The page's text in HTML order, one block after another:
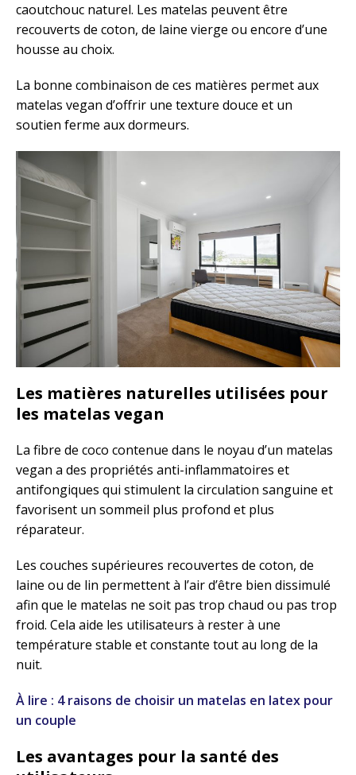
caoutchouc naturel. Les matelas peuvent être
recouverts de coton, de laine vierge ou encore d’une
housse au choix.
La bonne combinaison de ces matières permet aux
matelas vegan d’offrir une texture douce et un
soutien ferme aux dormeurs.
Les matières naturelles utilisées pour
les matelas vegan
La fibre de coco contenue dans le noyau d’un matelas
vegan a des propriétés anti-inflammatoires et
antifongiques qui stimulent la circulation sanguine et
favorisent un sommeil plus profond et plus
réparateur.
Les couches supérieures recouvertes de coton, de
laine ou de lin permettent à l’air d’être bien dissimulé
afin que le matelas ne soit pas trop chaud ou pas trop
froid. Cela aide les utilisateurs à rester à une
température stable et constante tout au long de la
nuit.
À lire : 4 raisons de choisir un matelas en latex pour
un couple
Les avantages pour la santé des